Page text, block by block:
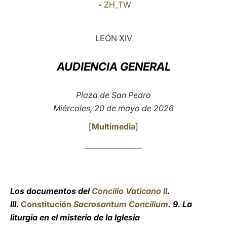
中文
- ZH_TW
LEÓN XIV
AUDIENCIA GENERAL
Plaza de San Pedro
Miércoles, 20 de mayo de 2026
[Multimedia]
Los documentos delConcilio Vaticano II.
III. Constitución Sacrosantum Concilium. 9. La
liturgia en el misterio de la Iglesia